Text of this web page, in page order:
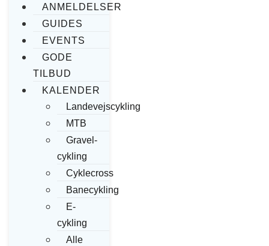
ANMELDELSER
GUIDES
EVENTS
GODE
TILBUD
KALENDER
Landevejscykling
MTB
Gravel-
cykling
Cyklecross
Banecykling
E-
cykling
Alle